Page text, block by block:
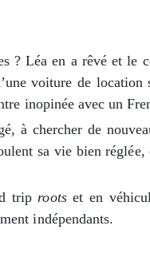
? Léa en a rêvé et le
voiture de
inopinée avec un
à chercher de
sa vie bien réglée,
triprootset en
indépendants.